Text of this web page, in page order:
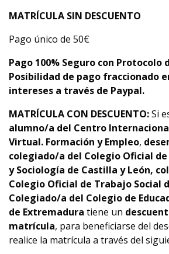
MATRÍCULA SIN DESCUENTO
Pago único de 50€
Pago 100% Seguro con Protocolo
Posibilidad de pago fraccionado
intereses a través de Paypal.
MATRÍCULA CON DESCUENTO:Si
alumno/a del Centro
Virtual. Formación y Empleo,
colegiado/a del Colegio Oficial
y Sociología de Castilla y León,
Colegio Oficial de Trabajo Social
Colegiado/a del Colegio de
de Extremadura tiene un
matrícula, para beneficiarse del
realice la matrícula a través del